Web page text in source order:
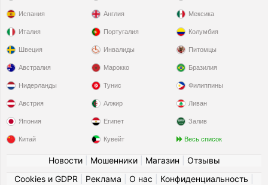
Испания
Италия
Швеция
Англия
Португалия
Инвалиды
Мексика
Колумбия
Питомцы
Австралия
Нидерланды
Австрия
Япония
Китай
Марокко
Тунис
Алжир
Египет
Кувейт
Бразилия
Филиппины
Ливан
Залив
Весь список
Новости| Мошенники| Магазин
Отзывы
Cookies и GDPR
Реклама О нас Конфиденциальность